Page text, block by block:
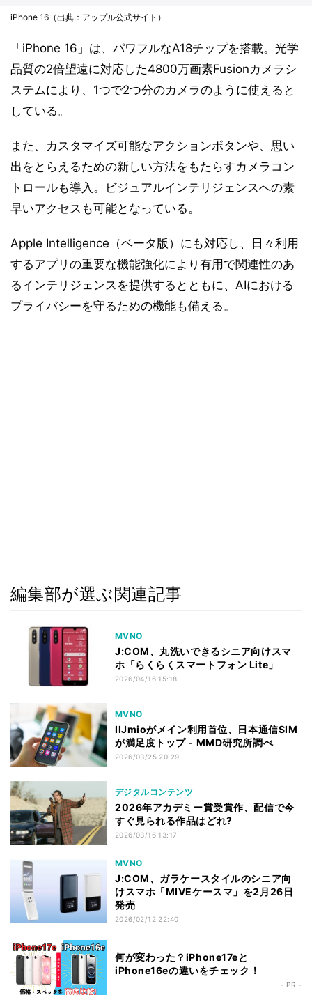
iPhone 16（出典：アップル公式サイト）
「iPhone 16」は、パワフルなA18チップを搭載。光学
品質の2倍望遠に対応した4800万画素Fusionカメラシ
ステムにより、1つで2つ分のカメラのように使えると
している。
また、カスタマイズ可能なアクションボタンや、思い
出をとらえるための新しい方法をもたらすカメラコン
トロールも導入。ビジュアルインテリジェンスへの素
早いアクセスも可能となっている。
Apple Intelligence（ベータ版）にも対応し、日々利用
するアプリの重要な機能強化により有用で関連性のあ
るインテリジェンスを提供するとともに、AIにおける
プライバシーを守るための機能も備える。
編集部が選ぶ関連記事
MVNO
J:COM、丸洗いできるシニア向けスマ
ホ「らくらくスマートフォン Lite」
2026/04/16 15:18
MVNO
IIJmioがメイン利用首位、日本通信SIM
が満足度トップ - MMD研究所調べ
2026/03/25 20:29
デジタルコンテンツ
2026年アカデミー賞受賞作、配信で今
すぐ見られる作品はどれ?
2026/03/16 13:17
MVNO
J:COM、ガラケースタイルのシニア向
けスマホ「MIVEケースマ」を2月26日
発売
2026/02/12 22:40
何が変わった？iPhone17eと
iPhone16eの違いをチェック！
- PR -